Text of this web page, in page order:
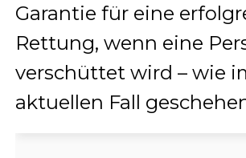
Garantie für eine
Rettung, wenn eine
verschüttet wird – wie
aktuellen Fall